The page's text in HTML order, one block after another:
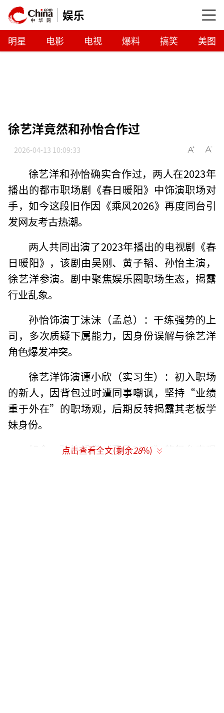
娱乐
明星 电影 电视 爆料 搞笑 美图
徐艺洋竟然和孙怡合作过
2026-04-13 10:09:33
徐艺洋和孙怡确实合作过，两人在2023年
播出的都市职场剧《春日暖阳》中饰演职场对
手，如今这段旧作因《乘风2026》再度同台引
发网友考古热潮。
两人共同出演了2023年播出的电视剧《春
日暖阳》，该剧由吴刚、黄子韬、孙怡主演，
徐艺洋参演。剧中聚焦娱乐圈职场生态，揭露
行业乱象。
孙怡饰演丁沫沫（孟总）：干练强势的上
司，多次质疑下属能力，因身份误解与徐艺洋
角色爆发冲突。
徐艺洋饰演谭小欣（实习生）：初入职场
的新人，因背包过时遭同事嘲讽，坚持“业绩
重于外在”的职场观，后期反转揭露其老板学
妹身份。
如今，孙怡凭借《乘风2026》的舞台表现
点击查看全文(剩余28%)